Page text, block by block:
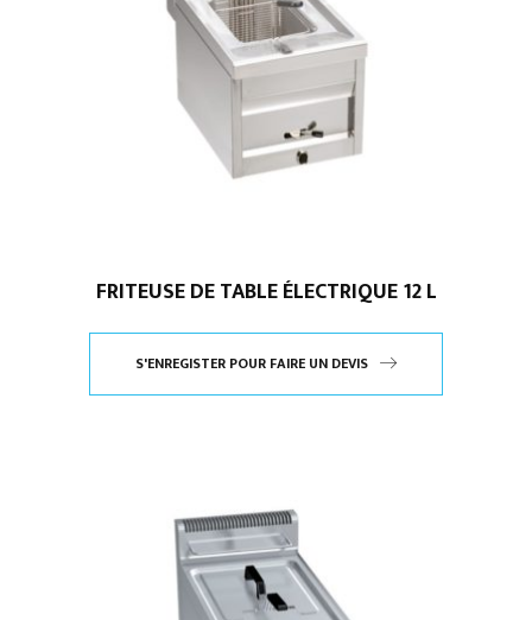
FRITEUSE DE TABLE ÉLECTRIQUE 12 L
S'ENREGISTER POUR FAIRE UN DEVIS